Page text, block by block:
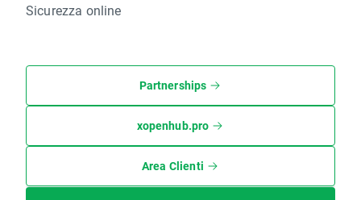
Sicurezza online
Partnerships
xopenhub.pro
Area Clienti